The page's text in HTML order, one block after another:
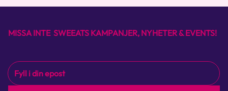
MISSA INTE SWEEATS KAMPANJER, NYHETER & EVENTS!